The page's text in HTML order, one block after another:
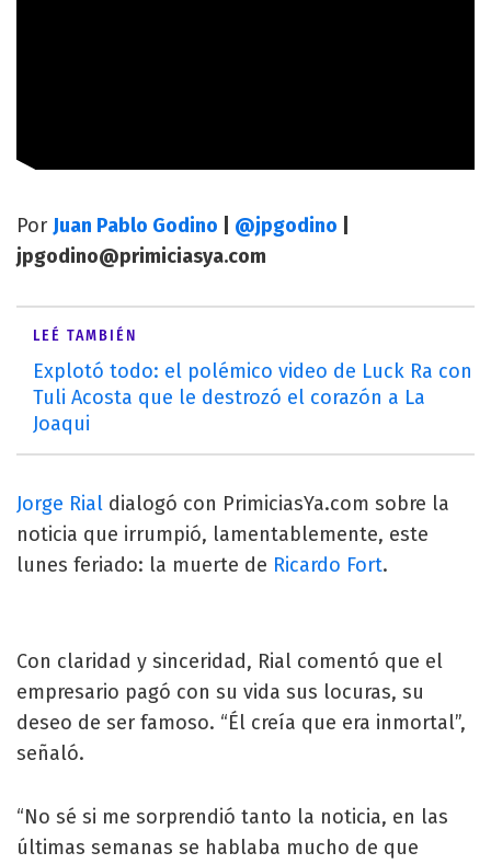
Por Juan Pablo Godino @jpgodino
jpgodino@primiciasya.com
LEÉ TAMBIÉN
Explotó todo: el polémico video de Luck Ra con
Tuli Acosta que le destrozó el corazón a La
Joaqui
Jorge Rial dialogó con PrimiciasYa.com sobre la
noticia que irrumpió, lamentablemente, este
lunes feriado: la muerte de Ricardo Fort.
Con claridad y sinceridad, Rial comentó que el
empresario pagó con su vida sus locuras, su
deseo de ser famoso. “Él creía que era inmortal”,
señaló.
“No sé si me sorprendió tanto la noticia, en las
últimas semanas se hablaba mucho de que